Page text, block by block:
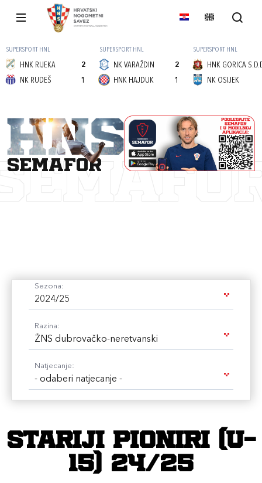
SUPERSPORT HNL
HNK RIJEKA
2
1
NK RUDEŠ
SUPERSPORT HNL
NK VARAŽDIN
2
1
HNK HAJDUK
SUPERSPORT HNL
HNK GORICA
NK OSIJEK
semafor
Sezona:
2024/25
Razina:
ŽNS dubrovačko-neretvanski
Natjecanje:
- odaberi natjecanje -
Stariji Pioniri (U-
15) 24/25